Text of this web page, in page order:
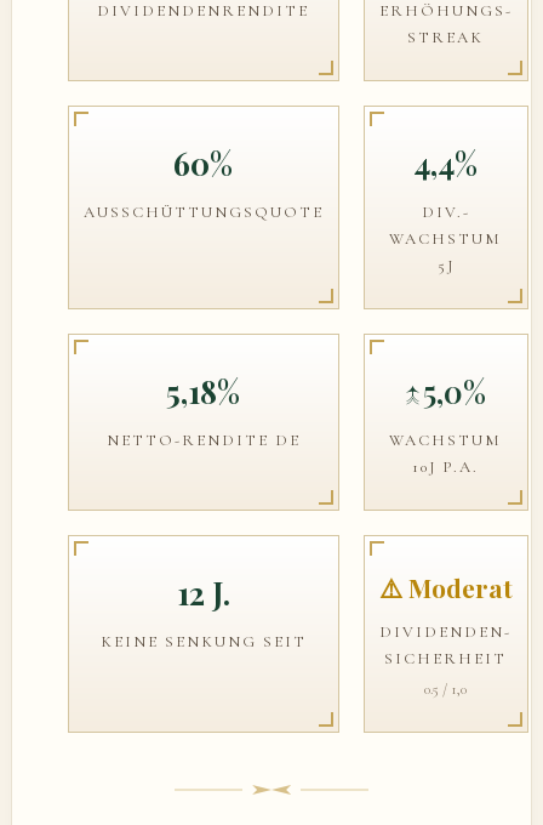
DIVIDENDENRENDITE
ERHÖHUNGS-
STREAK
60%
AUSSCHÜTTUNGSQUOTE
4,4%
DIV.-
WACHSTUM
5J
5,18%
NETTO-RENDITE DE
↑5,0%
WACHSTUM
10J P.A.
12 J.
KEINE SENKUNG SEIT
⚠️ Moderat
DIVIDENDEN-
SICHERHEIT
0.5 / 1,0